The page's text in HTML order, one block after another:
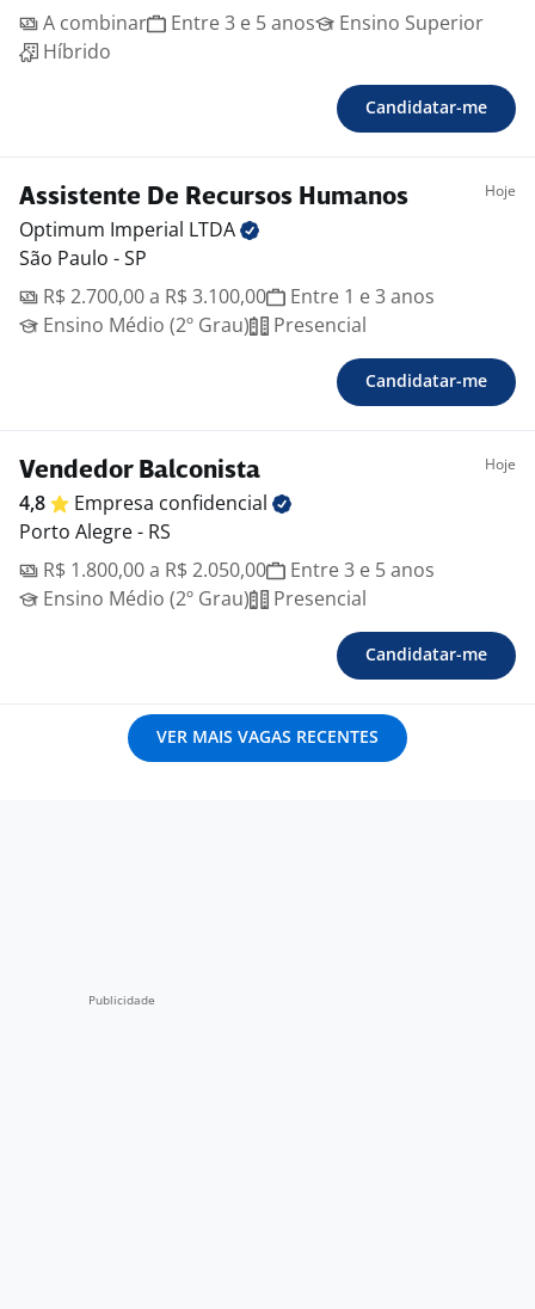
A combinar
Entre 3 e 5 anos
Ensino Superior
Híbrido
Candidatar-me
Assistente De Recursos Humanos Hoje
Optimum Imperial LTDA
São Paulo - SP
R$ 2.700,00 a R$ 3.100,00
Entre 1 e 3 anos
Ensino Médio (2º Grau)
Presencial
Candidatar-me
Vendedor Balconista Hoje
4,8 Empresa confidencial
Porto Alegre - RS
R$ 1.800,00 a R$ 2.050,00
Entre 3 e 5 anos
Ensino Médio (2º Grau)
Presencial
Candidatar-me
VER MAIS VAGAS RECENTES